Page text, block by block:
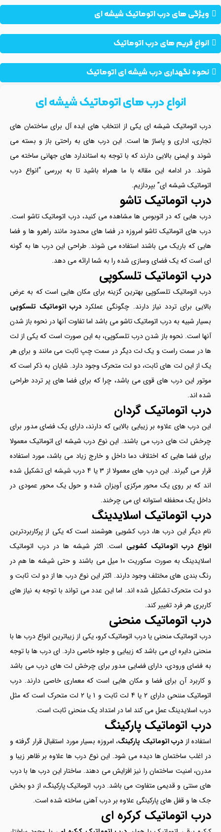
ویژگی های درب اتوماتیک شیشه ای
انواع فریم های درب اتوماتیک
نحوه نگهداری درب شیشه ای اتوماتیک
انواع درب های اتوماتیک شیشه ای
درب اتوماتیک شیشه ای یکی از انتخاب های ایده آل برای ساختمان های
تجاری، اداری و پاساژ ها است. این درب های به راحتی باز و بسته می
شوند و ایمنی بالایی دارند که با توجه به استاندارد های جهانی ساخته می
شوند. در ادامه این مقاله با ما همراه باشید تا به بررسی “انواع درب
اتوماتیک شیشه ای” بپردازیم.
درب اتوماتیک تاشو
درب هایی که در اتوبوس ها مشاهده می کنید، درب اتوماتیک تاشو است.
درب های اتوماتیک تاشو امروزه در فضا های محدود مانند راهرو ها و فضا
هایی که باریک می باشند استفاده می شوند. طراحی این درب ها به گونه
ای است که یک فضای وسازی شده را به شما ارائه می دهد.
درب اتوماتیک تلسکوپی
درب اتوماتیک تلسکوپی بهترین گزینه برای مکان هایی است که به عرض
بالایی برای تردد نیاز دارند. چگونگی عملکرددرب اتوماتیک تلسکوپی
بسیار شبیه به درب اتوماتیک تاشو می باشد اما تفاوت آنها در نحوه باز شدن
آنها است. نحوه باز شدن درب تلسکوپی، به این صورت است که یکی از لت
ها در سمت راست و یک لت دیگر در سمت چپ ثابت می مانند و برای هر
یک از این لت های ثابت، دو لت متحرک وجود دارد. شایان به ذکر است که
موتور این درب های قوی می باشد، چرا که برای فضا های پر تردد طراحی
شده اند.
درب اتوماتیک گردان
این درب های علاوه بر زیبایی بالایی که دارند، دارای یک فضای مدور برای
چرخش لت های درب می باشند. این نوع درب شیشه ای اتوماتیک معمولا
برای فضا هایی که اختلاف دما داخل و خارج زیاد می باشد، مورد استفاده
قرار می گیرند. این درب های معمولا از 3 یا 4 درب شیشه ای تشکیل شده
اند که بر روی یک محور مرکزی آویزان شده و حول یک محور عمودی در
داخل یک محفظه استوانه ای می چرخند.
درب اتوماتیک اسلایدینگ
نام دیگر این درب ها، درب کشویی هوشمند است که یکی از پرکاربردترین
انواع درب اتوماتیک کشوییاست. اکثر شیشه ها در درب اتوماتیک
اسلایدینگ به صورت سکوریت 10 میل می باشند و حتی شیشه ها هم در
رنگ بندی های مختلف وجود دارند. اکثر این نوع درب ها از دو لت ثابت و
دو لت متحرک تشکیل شده اند. اما این عدد می تواند با توجه به نیاز های
کاربری هر فرد تغییر کند.
درب اتوماتیک منحنی
درب اتوماتیک منحنی یا درب اتوماتیک کرو، یکی از زیباترین انواع درب ها با
منحنی دایره ای می باشد که زیبایی و جلوه خاصی دارد. ای درب ها با توجه
به فضای ورودی، دارای فضایی مدور برای چرخش لت های درب می باشد
و کاربرد آن برای فضا و مکان هایی است که معماری خاصی دارند. درب
اتوماتیک مننحی دارای 2 یا 4 لت ثابت و 1 یا 2 لت متحرک است که مثل
درب اسلایدینگ عمل می کند اما در امتداد یک منحنی ثابت است.
درب اتوماتیک پارکینگ
استفاده ازدرب اتوماتیک پارکینگ، امروزه بسیار مورد استقبال قرار گرفته و
در اغلب ساختمان ها دیده می شود. این نوع درب ها علاوه بر ظاهر زیبا و
مدرن، امنیت ساختمان را نیز افزایش می دهند. ساختار این درب ها با درب
های سنتی و قدیمی متفاوت می باشد. درب اتوماتیک پارکینگ، از دو بخش
جک ها و قفل های پارکینگی علاوه بر درب آهنی ساخته شده است.
درب اتوماتیک کرکره ای